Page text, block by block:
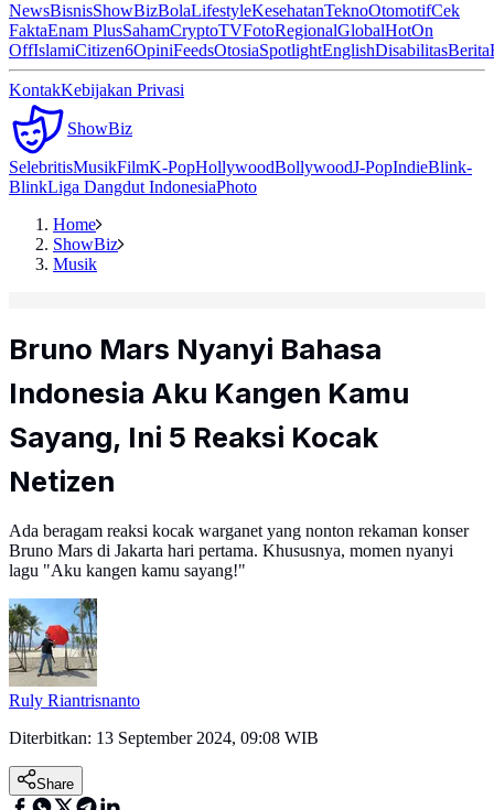
NewsBisnisShowBizBolaLifestyleKesehatanTeknoOtomotifCek
FaktaEnam PlusSahamCryptoTVFotoRegionalGlobalHotOn
OffIslamiCitizen6OpiniFeedsOtosiaSpotlightEnglishDisabilitasBerita
KontakKebijakan Privasi
ShowBiz
SelebritisMusikFilmK-PopHollywoodBollywoodJ-PopIndieBlink-
BlinkLiga Dangdut IndonesiaPhoto
Home
ShowBiz
Musik
Bruno Mars Nyanyi Bahasa
Indonesia Aku Kangen Kamu
Sayang, Ini 5 Reaksi Kocak
Netizen
Ada beragam reaksi kocak warganet yang nonton rekaman konser
Bruno Mars di Jakarta hari pertama. Khususnya, momen nyanyi
lagu "Aku kangen kamu sayang!"
Ruly Riantrisnanto
Diterbitkan: 13 September 2024, 09:08 WIB
Share